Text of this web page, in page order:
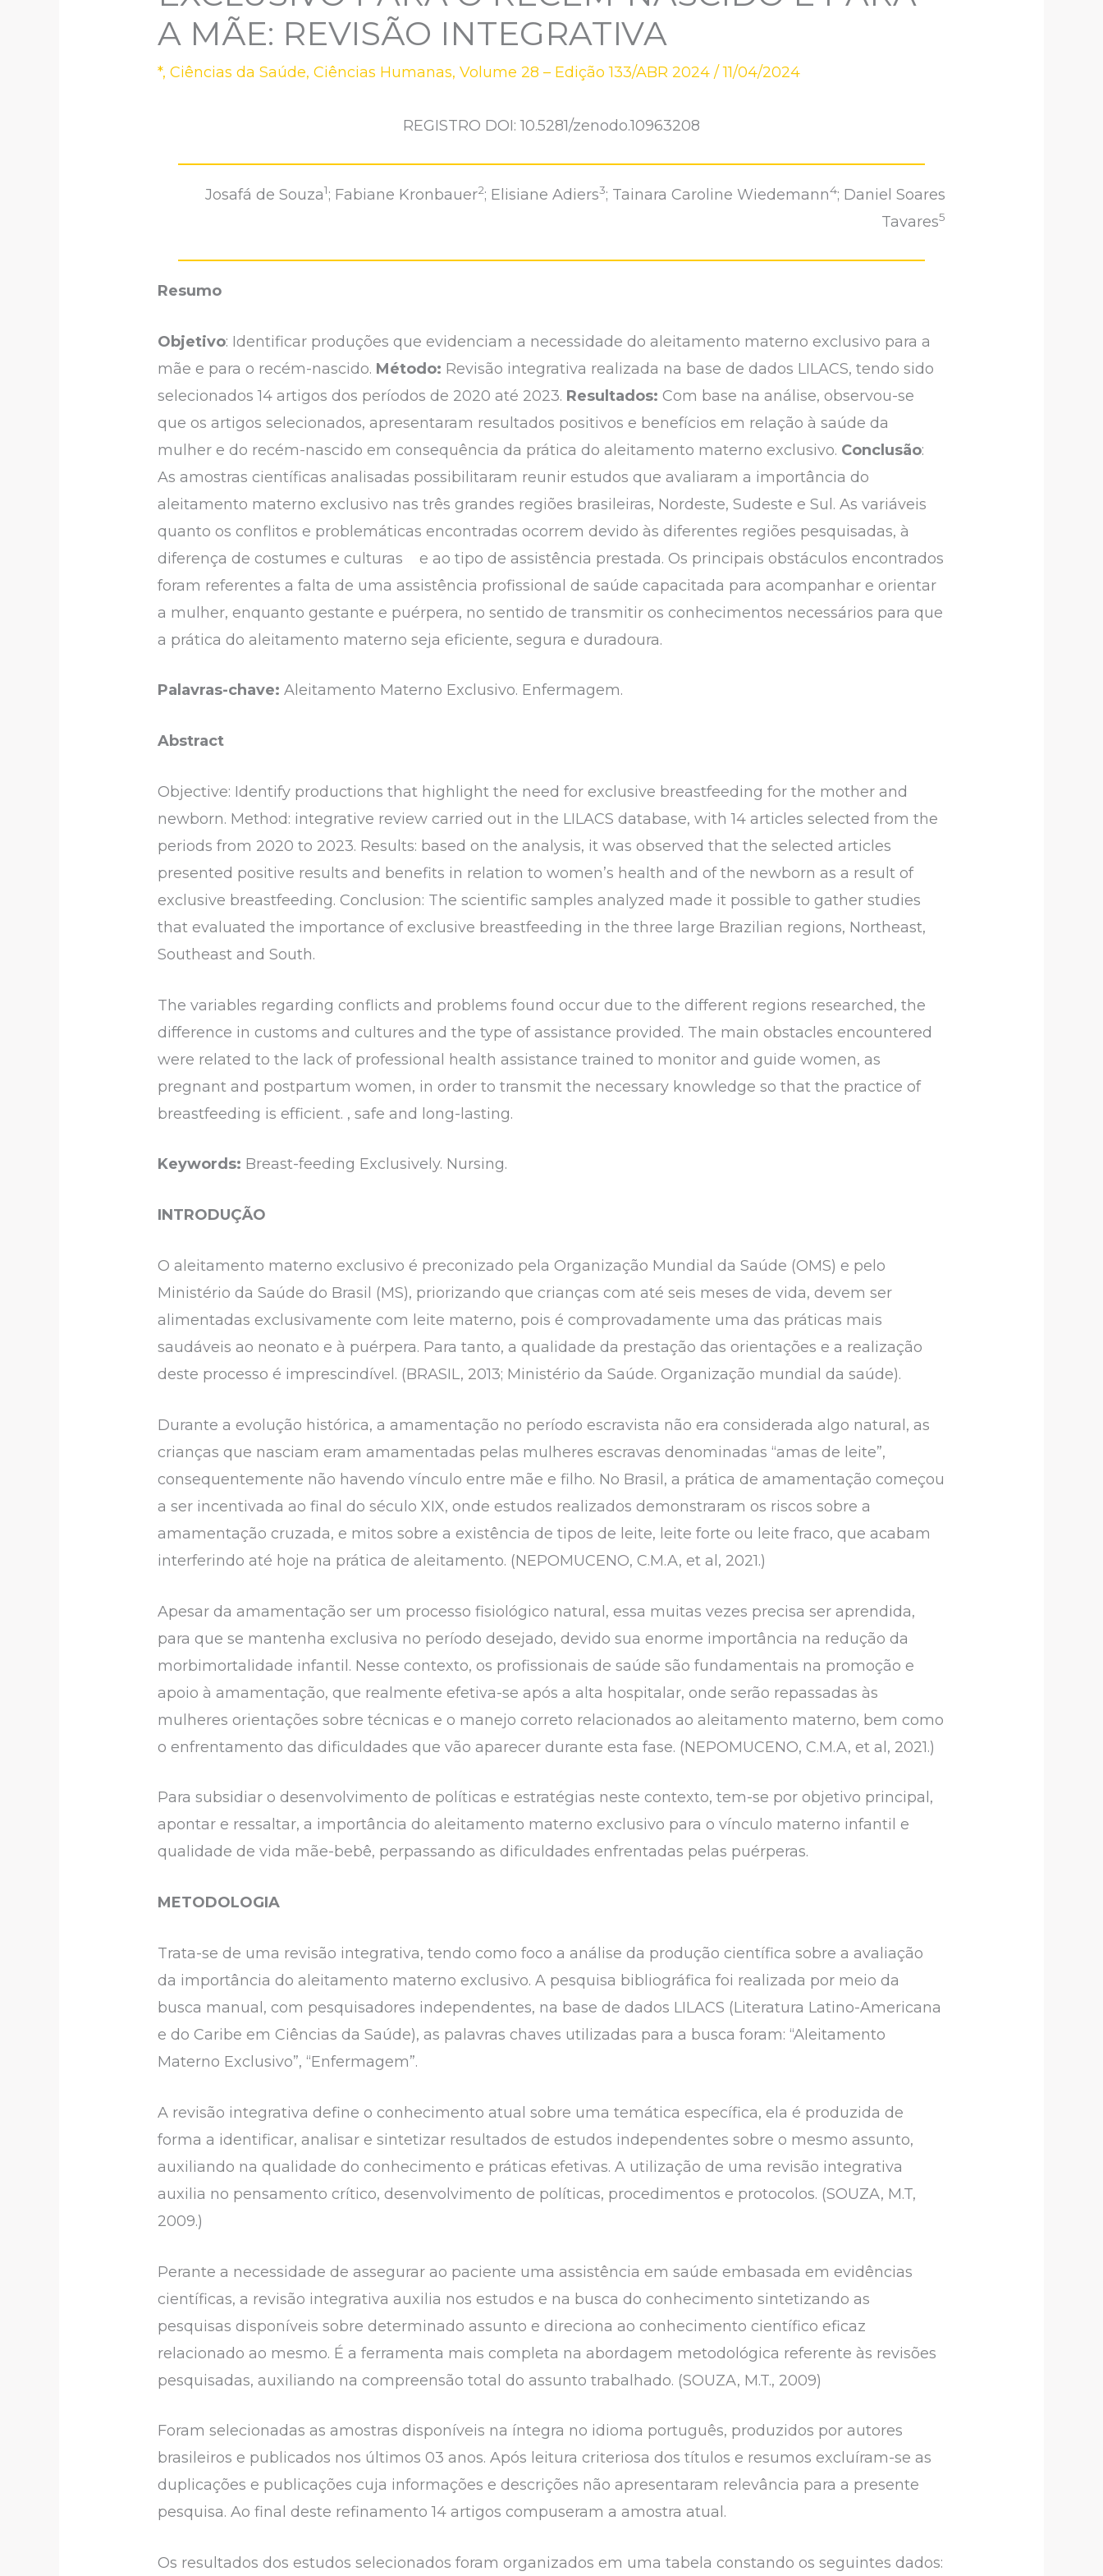
A MÃE: REVISÃO INTEGRATIVA
*,Ciências da Saúde,Ciências Humanas,Volume 28 – Edição 133/ABR 2024 /11/04/2024
REGISTRO DOI: 10.5281/zenodo.10963208
Josafá de Souza1; Fabiane Kronbauer2; Elisiane Adiers3; Tainara Caroline Wiedemann4; Daniel Soares
Tavares5
Resumo
Objetivo: Identificar produções que evidenciam a necessidade do aleitamento materno exclusivo para a
mãe e para o recém-nascido. Método: Revisão integrativa realizada na base de dados LILACS, tendo sido
selecionados 14 artigos dos períodos de 2020 até 2023. Resultados:Com base na análise, observou-se
que os artigos selecionados, apresentaram resultados positivos e benefícios em relação à saúde da
mulher e do recém-nascido em consequência da prática do aleitamento materno exclusivo. Conclusão:
As amostras científicas analisadas possibilitaram reunir estudos que avaliaram a importância do
aleitamento materno exclusivo nas três grandes regiões brasileiras, Nordeste, Sudeste e Sul. As variáveis
quanto os conflitos e problemáticas encontradas ocorrem devido às diferentes regiões pesquisadas, à
diferença de costumes e culturas e ao tipo de assistência prestada. Os principais obstáculos encontrados
foram referentes a falta de uma assistência profissional de saúde capacitada para acompanhar e orientar
a mulher, enquanto gestante e puérpera, no sentido de transmitir os conhecimentos necessários para que
a prática do aleitamento materno seja eficiente, segura e duradoura.
Palavras-chave:Aleitamento Materno Exclusivo. Enfermagem.
Abstract
Objective: Identify productions that highlight the need for exclusive breastfeeding for the mother and
newborn. Method: integrative review carried out in the LILACS database, with 14 articles selected from the
periods from 2020 to 2023. Results: based on the analysis, it was observed that the selected articles
presented positive results and benefits in relation to women’s health and of the newborn as a result of
exclusive breastfeeding. Conclusion: The scientific samples analyzed made it possible to gather studies
that evaluated the importance of exclusive breastfeeding in the three large Brazilian regions, Northeast,
Southeast and South.
The variables regarding conflicts and problems found occur due to the different regions researched, the
difference in customs and cultures and the type of assistance provided. The main obstacles encountered
were related to the lack of professional health assistance trained to monitor and guide women, as
pregnant and postpartum women, in order to transmit the necessary knowledge so that the practice of
breastfeeding is efficient. , safe and long-lasting.
Keywords: Breast-feeding Exclusively. Nursing.
INTRODUÇÃO
O aleitamento materno exclusivo é preconizado pela Organização Mundial da Saúde (OMS) e pelo
Ministério da Saúde do Brasil (MS), priorizando que crianças com até seis meses de vida, devem ser
alimentadas exclusivamente com leite materno, pois é comprovadamente uma das práticas mais
saudáveis ao neonato e à puérpera. Para tanto, a qualidade da prestação das orientações e a realização
deste processo é imprescindível. (BRASIL, 2013; Ministério da Saúde. Organização mundial da saúde).
Durante a evolução histórica, a amamentação no período escravista não era considerada algo natural, as
crianças que nasciam eram amamentadas pelas mulheres escravas denominadas “amas de leite”,
consequentemente não havendo vínculo entre mãe e filho. No Brasil, a prática de amamentação começou
a ser incentivada ao final do século XIX, onde estudos realizados demonstraram os riscos sobre a
amamentação cruzada, e mitos sobre a existência de tipos de leite, leite forte ou leite fraco, que acabam
interferindo até hoje na prática de aleitamento. (NEPOMUCENO, C.M.A, et al, 2021.)
Apesar da amamentação ser um processo fisiológico natural, essa muitas vezes precisa ser aprendida,
para que se mantenha exclusiva no período desejado, devido sua enorme importância na redução da
morbimortalidade infantil. Nesse contexto, os profissionais de saúde são fundamentais na promoção e
apoio à amamentação, que realmente efetiva-se após a alta hospitalar, onde serão repassadas às
mulheres orientações sobre técnicas e o manejo correto relacionados ao aleitamento materno, bem como
o enfrentamento das dificuldades que vão aparecer durante esta fase. (NEPOMUCENO, C.M.A, et al, 2021.)
Para subsidiar o desenvolvimento de políticas e estratégias neste contexto, tem-se por objetivo principal,
apontar e ressaltar, a importância do aleitamento materno exclusivo para o vínculo materno infantil e
qualidade de vida mãe-bebê, perpassando as dificuldades enfrentadas pelas puérperas.
METODOLOGIA
Trata-se de uma revisão integrativa, tendo como foco a análise da produção científica sobre a avaliação
da importância do aleitamento materno exclusivo. A pesquisa bibliográfica foi realizada por meio da
busca manual, com pesquisadores independentes, na base de dados LILACS (Literatura Latino-Americana
e do Caribe em Ciências da Saúde), as palavras chaves utilizadas para a busca foram: “Aleitamento
Materno Exclusivo”, “Enfermagem”.
A revisão integrativa define o conhecimento atual sobre uma temática específica, ela é produzida de
forma a identificar, analisar e sintetizar resultados de estudos independentes sobre o mesmo assunto,
auxiliando na qualidade do conhecimento e práticas efetivas. A utilização de uma revisão integrativa
auxilia no pensamento crítico, desenvolvimento de políticas, procedimentos e protocolos. (SOUZA, M.T,
2009.)
Perante a necessidade de assegurar ao paciente uma assistência em saúde embasada em evidências
científicas, a revisão integrativa auxilia nos estudos e na busca do conhecimento sintetizando as
pesquisas disponíveis sobre determinado assunto e direciona ao conhecimento científico eficaz
relacionado ao mesmo. É a ferramenta mais completa na abordagem metodológica referente às revisões
pesquisadas, auxiliando na compreensão total do assunto trabalhado. (SOUZA, M.T., 2009)
Foram selecionadas as amostras disponíveis na íntegra no idioma português, produzidos por autores
brasileiros e publicados nos últimos 03 anos. Após leitura criteriosa dos títulos e resumos excluíram-se as
duplicações e publicações cuja informações e descrições não apresentaram relevância para a presente
pesquisa. Ao final deste refinamento 14 artigos compuseram a amostra atual.
Os resultados dos estudos selecionados foram organizados em uma tabela constando os seguintes dados: